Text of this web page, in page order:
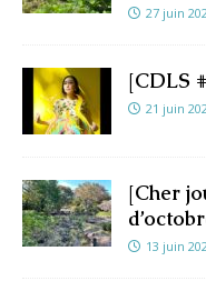
27 juin
[CDLS
21 juin
[Cher
13 juin